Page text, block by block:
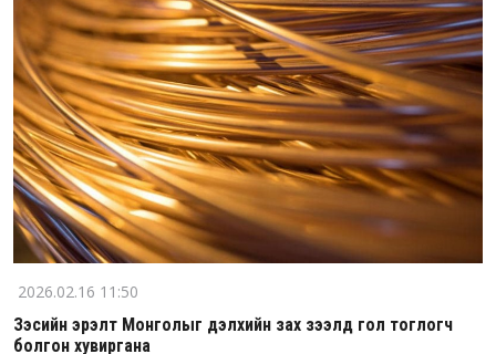
2026.02.16 11:50
Зэсийн эрэлт Монголыг дэлхийн зах зээлд гол тоглогч
болгон хувиргана